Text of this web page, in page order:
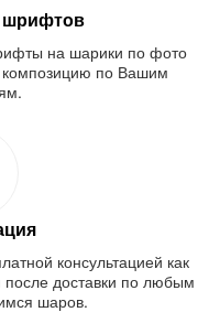
на шарики по фото
композицию по Вашим
консультацией как
доставки по любым
шаров.